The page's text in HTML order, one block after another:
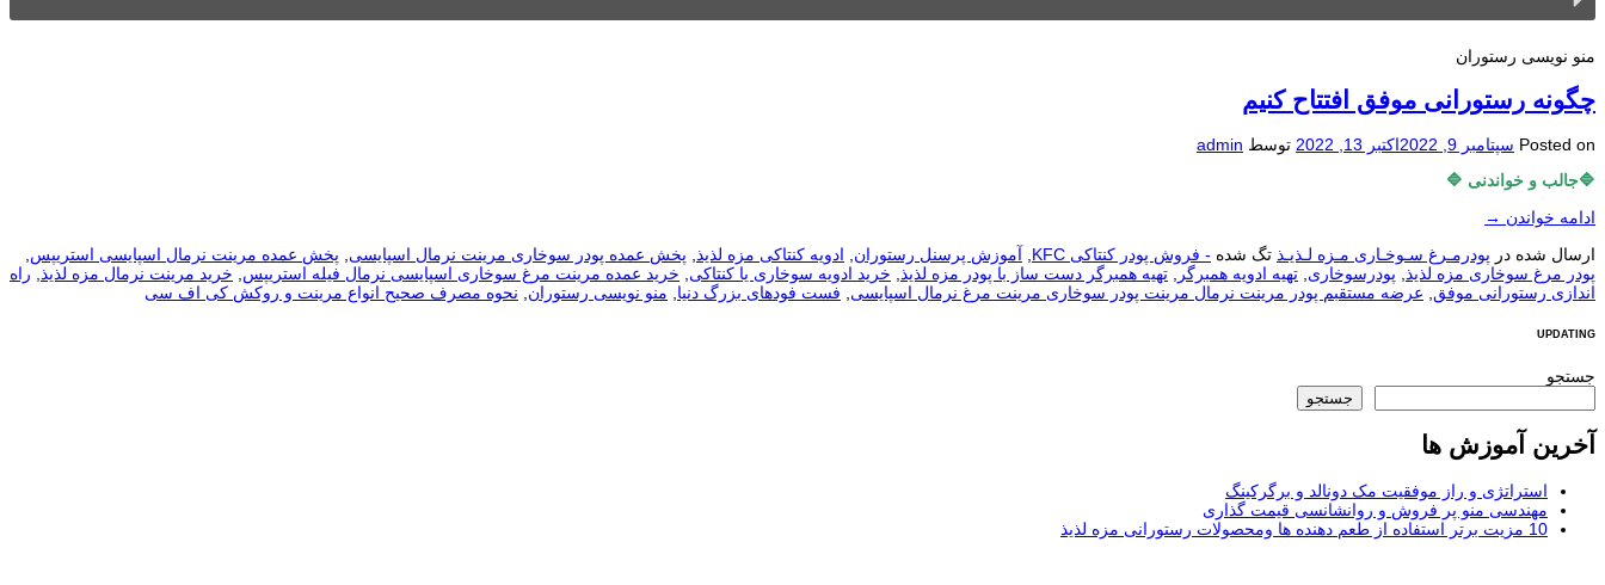
منو نويسی رستوران
چگونه رستورانی موفق افتتاح کنیم
Posted on سپتامبر 9, 2022 اکتبر 13, 2022 توسط admin
🔷جالب و خواندنی 🔷
ادامه خواندن →
ارسال شده در پودرمـرغ سـوخـاری مـزه لـذیـذ تگ شده - فروش پودر کنتاکی KFC , آموزش پرسنل رستوران, ادویه کنتاکی مزه لذیذ, پخش عمده پودر سوخاری مرینت نرمال اسپایسی, پخش عمده مرینت نرمال اسپایسی استریپس,
پودر مرغ سوخاری مزه لذیذ, پودرسوخاری, تهیه ادویه همبرگر , تهیه همبرگر دست ساز با پودر مزه لذیذ, خرید ادویه سوخاری یا کنتاکی, خرید عمده مرینت مرغ سوخاری اسپایسی نرمال فیله استریپس, خرید مرینت نرمال مزه لذیذ, راه
اندازی رستورانی موفق, عرضه مستقبم پودر مرینت نرمال مرینت پودر سوخاری مرینت مرغ نرمال اسپایسی, فست فودهای بزرگ دنیا, منو نويسی رستوران, نحوه مصرف صحیح انواع مرینت و روکش کی اف سی
UPDATING
جستجو
جستجو
آخرین آموزش ها
استراتژی و راز موفقیت مک دونالد و برگرکینگ
مهندسی منو پر فروش و روانشانسی قیمت گذاری
10 مزیت برتر استفاده از طعم دهنده ها ومحصولات رستورانی مزه لذیذ